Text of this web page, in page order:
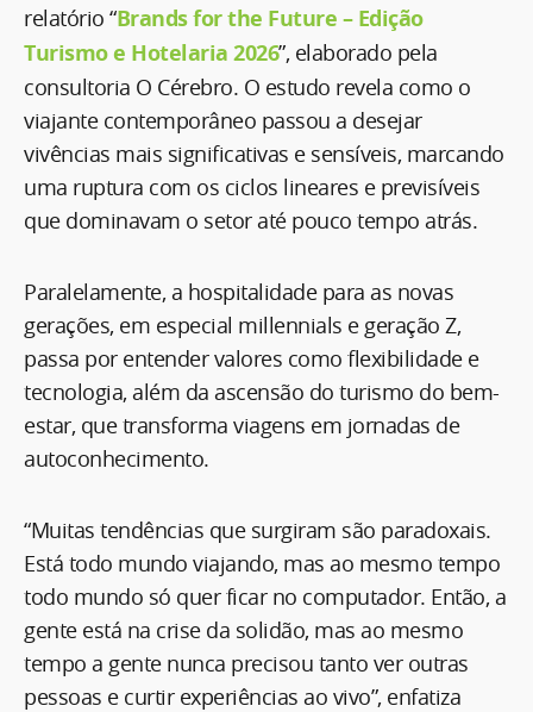
relatório “Brands for the Future – Edição
Turismo e Hotelaria 2026”, elaborado pela
consultoria O Cérebro. O estudo revela como o
viajante contemporâneo passou a desejar
vivências mais significativas e sensíveis, marcando
uma ruptura com os ciclos lineares e previsíveis
que dominavam o setor até pouco tempo atrás.
Paralelamente, a hospitalidade para as novas
gerações, em especial millennials e geração Z,
passa por entender valores como flexibilidade e
tecnologia, além da ascensão do turismo do bem-
estar, que transforma viagens em jornadas de
autoconhecimento.
“Muitas tendências que surgiram são paradoxais.
Está todo mundo viajando, mas ao mesmo tempo
todo mundo só quer ficar no computador. Então, a
gente está na crise da solidão, mas ao mesmo
tempo a gente nunca precisou tanto ver outras
pessoas e curtir experiências ao vivo”, enfatiza